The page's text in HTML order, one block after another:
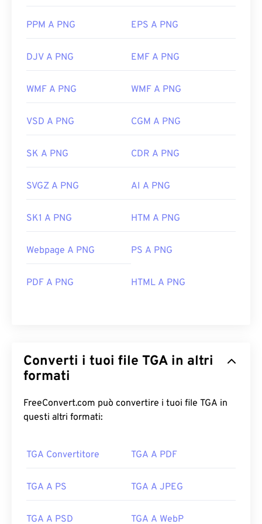
PPM A PNG EPS A PNG
DJV A PNG EMF A PNG
WMF A PNG WMF A PNG
VSD A PNG CGM A PNG
SK A PNG CDR A PNG
SVGZ A PNG AI A PNG
SK1 A PNG HTM A PNG
Webpage A PNG PS A PNG
PDF A PNG HTML A PNG
Converti i tuoi file TGA in altri
formati
FreeConvert.com può convertire i tuoi file TGA in
questi altri formati:
TGA Convertitore TGA A PDF
TGA A PS TGA A JPEG
TGA A PSD TGA A WebP